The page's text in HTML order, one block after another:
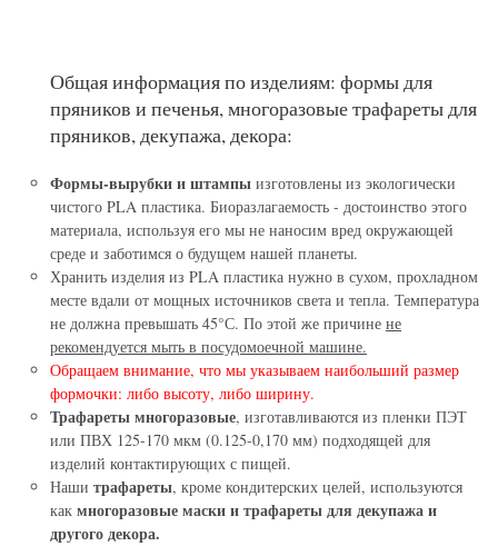
Общая информация по изделиям: формы для
пряников и печенья, многоразовые трафареты для
пряников, декупажа, декора:
Формы-вырубки и штампы изготовлены из экологически
чистого PLA пластика. Биоразлагаемость - достоинство этого
материала, используя его мы не наносим вред окружающей
среде и заботимся о будущем нашей планеты.
Хранить изделия из PLA пластика нужно в сухом, прохладном
месте вдали от мощных источников света и тепла. Температура
не должна превышать 45°С. По этой же причине не
рекомендуется мыть в посудомоечной машине.
Обращаем внимание, что мы указываем наибольший размер
формочки: либо высоту, либо ширину.
Трафареты многоразовые, изготавливаются из пленки ПЭТ
или ПВХ 125-170 мкм (0.125-0,170 мм) подходящей для
изделий контактирующих с пищей.
Наши трафареты, кроме кондитерских целей, используются
как многоразовые маски и трафареты для декупажа и
другого декора.